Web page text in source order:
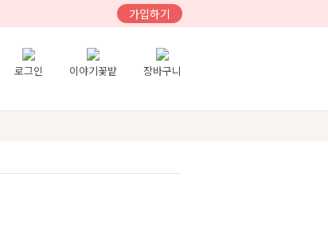
가입하기
로그인 이야기꽃밭 장바구니